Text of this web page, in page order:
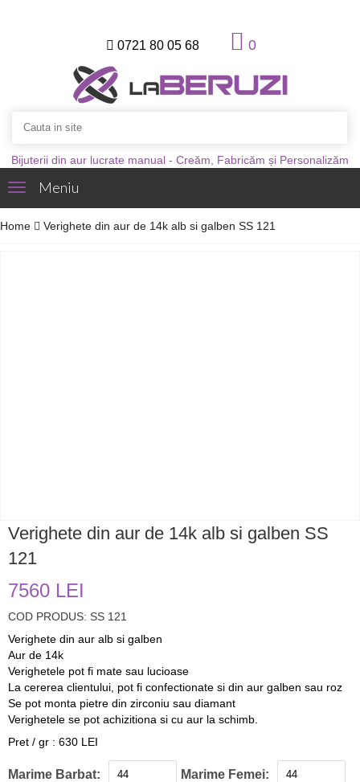
0721 80 05 68 0
Bijuterii din aur lucrate manual - Creăm, Fabricăm și Personalizăm
ToggleMeniu
Home Verighete din aur de 14k alb si galben SS 121
Verighete din aur de 14k alb si galben SS
121
7560 LEI
COD PRODUS: SS 121
Verighete din aur alb si galben
Aur de 14k
Verighetele pot fi mate sau lucioase
La cererea clientului, pot fi confectionate si din aur galben sau roz
Se pot monta pietre din zirconiu sau diamant
Verighetele se pot achizitiona si cu aur la schimb.
Pret / gr : 630 LEI
Marime Barbat: Marime Femei: